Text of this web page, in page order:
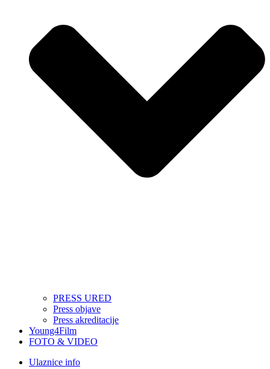
PRESS URED
Press objave
Press akreditacije
Young4Film
FOTO & VIDEO
Ulaznice info